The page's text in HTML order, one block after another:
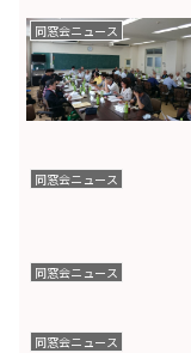
同窓会ニュース
同窓会ニュース
同窓会ニュース
同窓会ニュース